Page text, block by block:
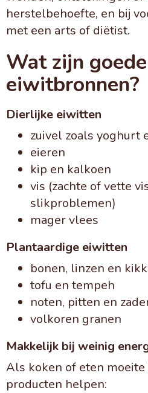
herstelbehoefte, en bij
met een arts of diëtist.
Wat zijn goede
eiwitbronnen?
Dierlijke eiwitten
zuivel zoals yoghurt
eieren
kip en kalkoen
vis (zachte of vette
slikproblemen)
mager vlees
Plantaardige eiwitten
bonen, linzen en
tofu en tempeh
noten, pitten en
volkoren granen
Makkelijk bij weinig
Als koken of eten moeite
producten helpen: